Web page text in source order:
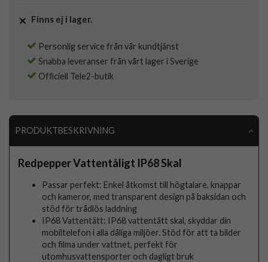
Finns ej i lager.
Personlig service från vår kundtjänst
Snabba leveranser från vårt lager i Sverige
Officiell Tele2-butik
PRODUKTBESKRIVNING
Redpepper Vattentåligt IP68 Skal
Passar perfekt: Enkel åtkomst till högtalare, knappar
och kameror, med transparent design på baksidan och
stöd för trådlös laddning
IP68 Vattentätt: IP68 vattentätt skal, skyddar din
mobiltelefon i alla dåliga miljöer. Stöd för att ta bilder
och filma under vattnet, perfekt för
utomhusvattensporter och dagligt bruk